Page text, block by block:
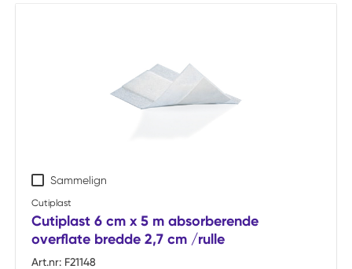
Sammelign
Cutiplast
Cutiplast 6 cm x 5 m absorberende
overflate bredde 2,7 cm /rulle
Art.nr: F21148